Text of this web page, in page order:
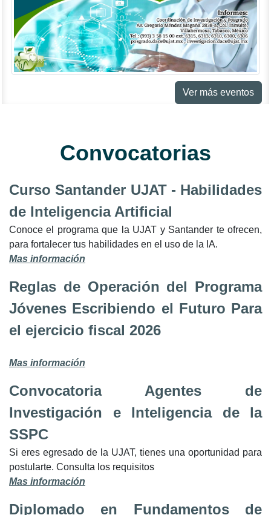
Ver más eventos
Convocatorias
Curso Santander UJAT - Habilidades
de Inteligencia Artificial
Conoce el programa que la UJAT y Santander te ofrecen,
para fortalecer tus habilidades en el uso de la IA.
Mas información
Reglas de Operación del Programa
Jóvenes Escribiendo el Futuro Para
el ejercicio fiscal 2026
Mas información
Convocatoria Agentes de
Investigación e Inteligencia de la
SSPC
Si eres egresado de la UJAT, tienes una oportunidad para
postularte. Consulta los requisitos
Mas información
Diplomado en Fundamentos de